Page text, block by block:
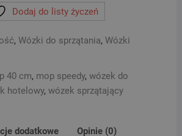
Dodaj do listy życzeń
, Wózki do sprzątania, Wózki
40 cm, mop speedy, wózek do
hotelowy, wózek sprzątający
dodatkowe Opinie (0)